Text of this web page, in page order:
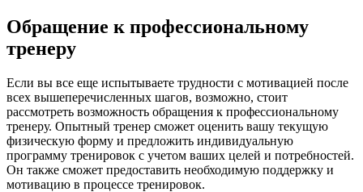
Обращение к профессиональному
тренеру
Если вы все еще испытываете трудности с мотивацией после
всех вышеперечисленных шагов, возможно, стоит
рассмотреть возможность обращения к профессиональному
тренеру. Опытный тренер сможет оценить вашу текущую
физическую форму и предложить индивидуальную
программу тренировок с учетом ваших целей и потребностей.
Он также сможет предоставить необходимую поддержку и
мотивацию в процессе тренировок.